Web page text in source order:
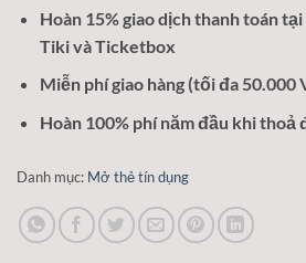
Hoàn 15% giao dịch thanh toán
Tiki và Ticketbox
Miễn phí giao hàng (tối đa 50.000
Hoàn 100% phí năm đầu khi thoả
Danh mục: Mở thẻ tín dụng